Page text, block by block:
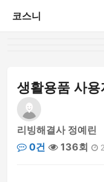
코스니
생활용품 사
리빙해결사 정예린
0건
136회